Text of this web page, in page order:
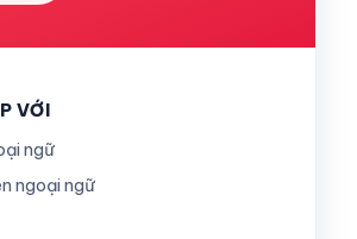
VỚI
ngữ
ngoại ngữ